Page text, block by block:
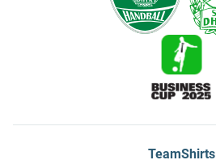
TeamShirts